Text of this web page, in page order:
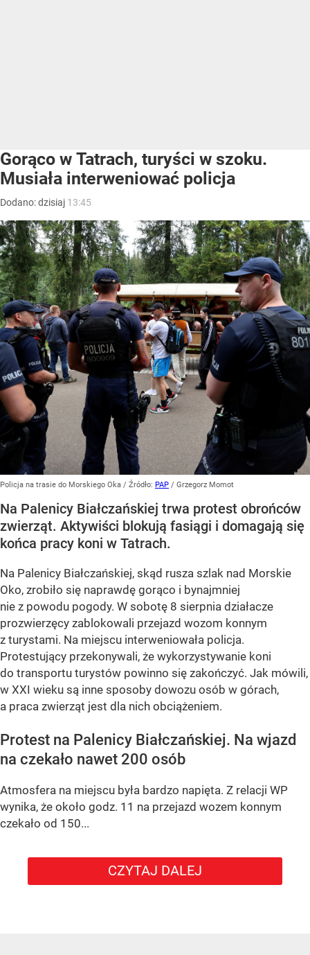
Gorąco w Tatrach, turyści w szoku.
Musiała interweniować policja
Dodano:dzisiaj 13:45
Policja na trasie do Morskiego Oka / Źródło: PAP / Grzegorz Momot
Na Palenicy Białczańskiej trwa protest obrońców
zwierząt. Aktywiści blokują fasiągi i domagają się
końca pracy koni w Tatrach.
Na Palenicy Białczańskiej, skąd rusza szlak nad Morskie
Oko, zrobiło się naprawdę gorąco i bynajmniej
nie z powodu pogody. W sobotę 8 sierpnia działacze
prozwierzęcy zablokowali przejazd wozom konnym
z turystami. Na miejscu interweniowała policja.
Protestujący przekonywali, że wykorzystywanie koni
do transportu turystów powinno się zakończyć. Jak mówili,
w XXI wieku są inne sposoby dowozu osób w górach,
a praca zwierząt jest dla nich obciążeniem.
Protest na Palenicy Białczańskiej. Na wjazd
na czekało nawet 200 osób
Atmosfera na miejscu była bardzo napięta. Z relacji WP
wynika, że około godz. 11 na przejazd wozem konnym
czekało od 150...
CZYTAJ DALEJ